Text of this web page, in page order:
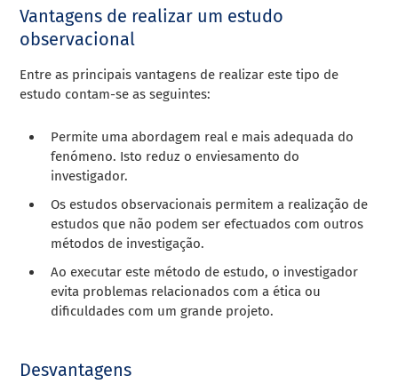
Vantagens de realizar um estudo
observacional
Entre as principais vantagens de realizar este tipo de
estudo contam-se as seguintes:
Permite uma abordagem real e mais adequada do
fenómeno. Isto reduz o enviesamento do
investigador.
Os estudos observacionais permitem a realização de
estudos que não podem ser efectuados com outros
métodos de investigação.
Ao executar este método de estudo, o investigador
evita problemas relacionados com a ética ou
dificuldades com um grande projeto.
Desvantagens